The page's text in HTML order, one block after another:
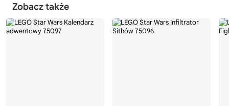
Zobacz także